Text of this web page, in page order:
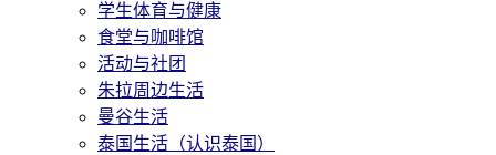
学生体育与健康
食堂与咖啡馆
活动与社团
朱拉周边生活
曼谷生活
泰国生活（认识泰国）